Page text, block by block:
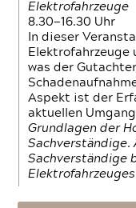
Elektrofahrzeuge
8.30—16.30 Uhr
In dieser
Elektrofahrzeuge
was der
Aspekt ist der
aktuellen
Grundlagen der
Sachverständige.
Sachverständige